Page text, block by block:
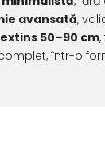
avansată,
50–90 cm
într-o